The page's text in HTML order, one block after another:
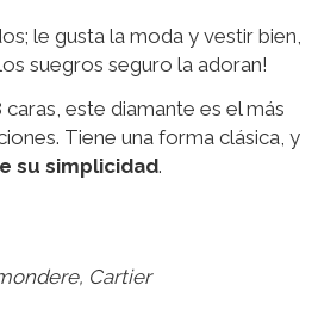
le gusta la moda y vestir bien,
suegros seguro la adoran!
caras, este diamante es el más
Tiene una forma clásica, y
su simplicidad.
Cartier